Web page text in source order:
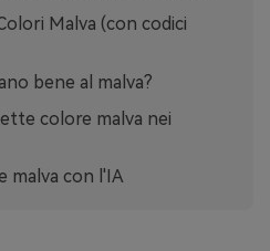
Malva (con codici
bene al malva?
colore malva nei
malva con l'IA